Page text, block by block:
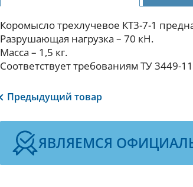
Коромысло трехлучевое КТ3-7-1
Разрушающая нагрузка – 70 кН.
Масса – 1,5 кг.
Соответствует требованиям ТУ 3449-
Предыдущий товар
ЯВЛЯЕМСЯ